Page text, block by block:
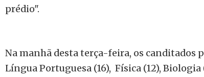
prédio".
Na manhã desta terça-feira, os canditados
Língua Portuguesa (16), Física (12),